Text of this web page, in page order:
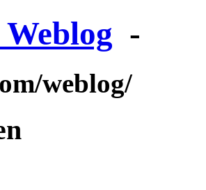
-
weblog/